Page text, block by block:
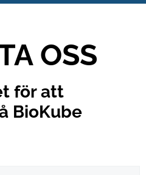
OSS
för att
BioKube